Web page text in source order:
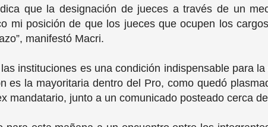
que la designación de jueces a través de un
mi posición de que los jueces que ocupen los
manifestó Macri.
instituciones es una condición indispensable para
es la mayoritaria dentro del Pro, como quedó
mandatario, junto a un comunicado posteado cerca